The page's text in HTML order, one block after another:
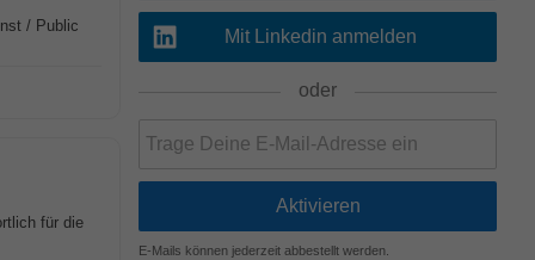
/ Public
für die
Mit Linkedin anmelden
oder
E-Mails können jederzeit abbestellt werden.